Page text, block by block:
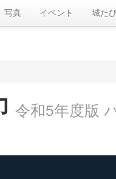
写真 イベント 城た
令和5年度版